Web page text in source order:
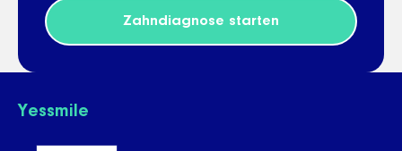
Zahndiagnose starten
Yessmile